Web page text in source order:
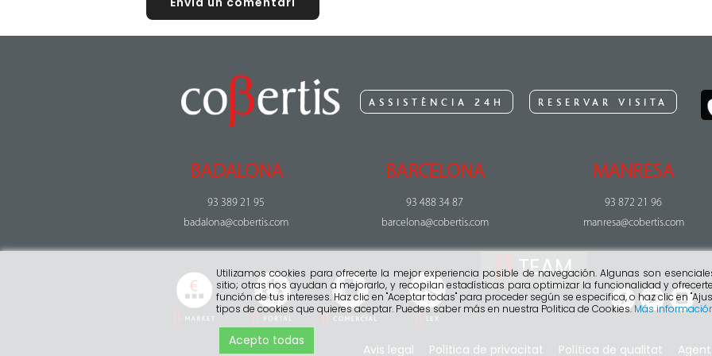
ASSISTÈNCIA 24H RESERVAR VISITA
BADALONA
93 389 21 95
badalona@cobertis.com
BARCELONA
93 488 34 87
barcelona@cobertis.com
MANRESA
93 872 21 96
manresa@cobertis.com
TEAM
Avis legal Política de privacitat Política de qualitat
Utilizamos cookies para ofrecerte la mejor experiencia posible de navegación. Algunas son
sitio; otras nos ayudan a mejorarlo, y recopilan estadísticas para optimizar la funcionalidad y
función de tus intereses. Haz clic en "Aceptar todas" para proceder según se especifica, o haz clic en
tipos de cookies que quieres aceptar. Puedes saber más en nuestra Politica de Cookies.Más
Acepto todas